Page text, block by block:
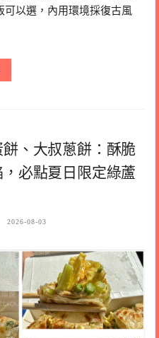
可以選，內用環境採復古風
、大叔蔥餅：酥脆
必點夏日限定綠蘆
2026-08-03